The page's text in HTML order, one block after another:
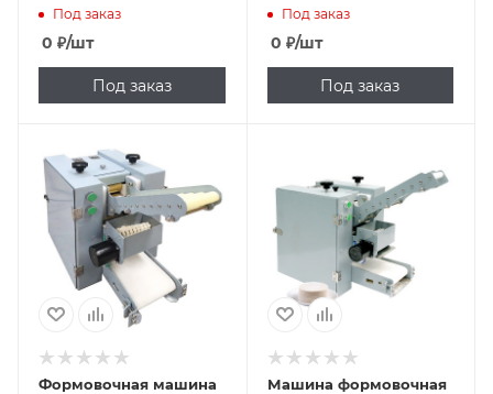
Под заказ
0 ₽/шт
Под заказ
Под заказ
0 ₽/шт
Под заказ
Формовочная машина
Машина формовочная